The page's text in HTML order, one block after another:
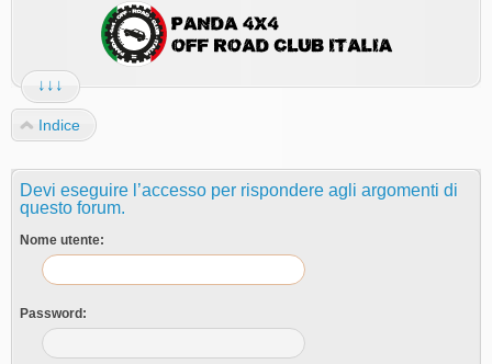
↓↓↓
Indice
Devi eseguire l’accesso per rispondere agli argomenti di
questo forum.
Nome utente:
Password: